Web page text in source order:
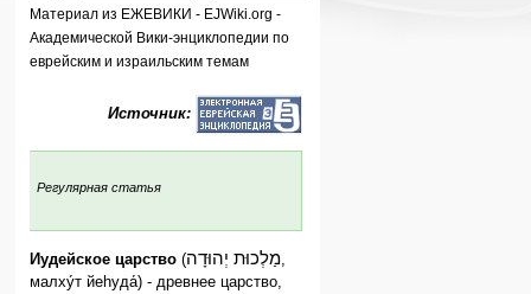
Материал из ЕЖЕВИКИ - EJWiki.org -
Академической Вики-энциклопедии по
еврейским и израильским темам
Источник:
Регулярная статья
Иудейское царство (מַלְכוּת יְהוּדָה
малху́т йеhуда́) - древнее царство,